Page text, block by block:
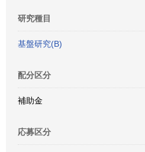
研究種目
基盤研究(B)
配分区分
補助金
応募区分